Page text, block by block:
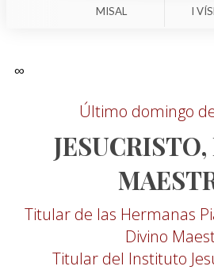
MISAL I
∞
Último domingo
Titular de las Hermanas
Divino
Titular del Instituto